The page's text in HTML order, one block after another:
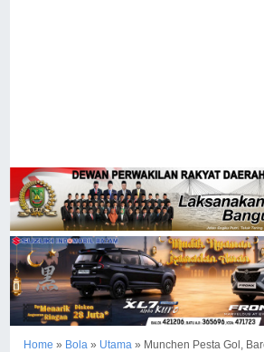
Home » Bola » Utama » Munchen Pesta Gol,